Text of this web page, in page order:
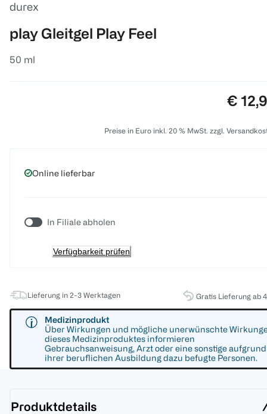
durex
play Gleitgel Play Feel
50 ml
Preis:
€
Preise in Euro inkl. 20 % MwSt. zzgl.
Online lieferbar
In Filiale abholen
Verfügbarkeit prüfen
Lieferung in 2-3 Werktagen Gratis Lieferung ab
Medizinprodukt
Über Wirkungen und mögliche unerwünschte
dieses Medizinproduktes informieren
Gebrauchsanweisung, Arzt oder eine sonstige aufgrund
ihrer beruflichen Ausbildung dazu befugte Personen.
Produktdetails